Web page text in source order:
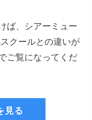
ば、シアーミュー
クールとの違いが
ご覧になってくだ
見る